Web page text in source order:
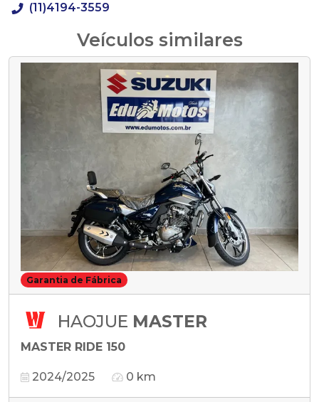
(11)4194-3559
Veículos similares
Garantia de Fábrica
HAOJUE MASTER
MASTER RIDE 150
2024/2025 0 km